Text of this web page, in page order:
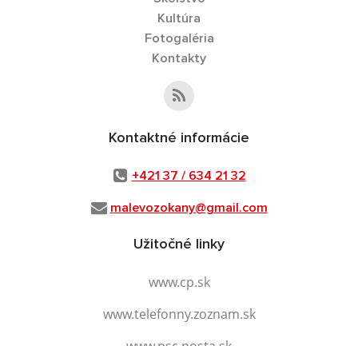
Kultúra
Fotogaléria
Kontakty
Kontaktné informácie
+421 37 / 634 21 32
malevozokany@gmail.com
Užitočné linky
www.cp.sk
www.telefonny.zoznam.sk